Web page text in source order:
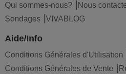
Qui sommes-nous? Nous
Sondages
VIVABLOG
Aide/Info
Conditions Générales d'Utilisation
Conditions Générales de Vente